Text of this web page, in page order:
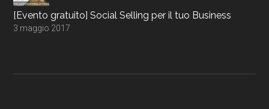
[Evento gratuito] Social Selling per il tuo Business
3 maggio 2017